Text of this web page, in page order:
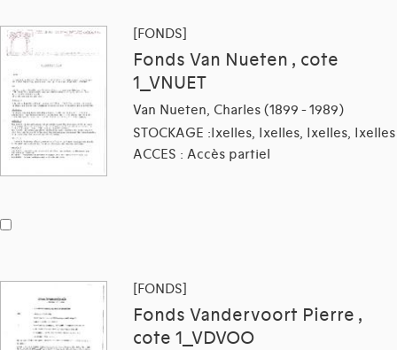
[FONDS]
Fonds Van Nueten , cote
1_VNUET
Van Nueten, Charles (1899 - 1989)
STOCKAGE :Ixelles, Ixelles, Ixelles, Ixelles
ACCES : Accès partiel
[FONDS]
Fonds Vandervoort Pierre ,
cote 1_VDVOO